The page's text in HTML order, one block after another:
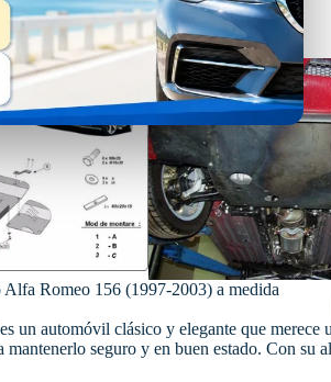
Alfa Romeo 156 (1997-2003) a medida
un automóvil clásico y elegante que merece
mantenerlo seguro y en buen estado. Con su